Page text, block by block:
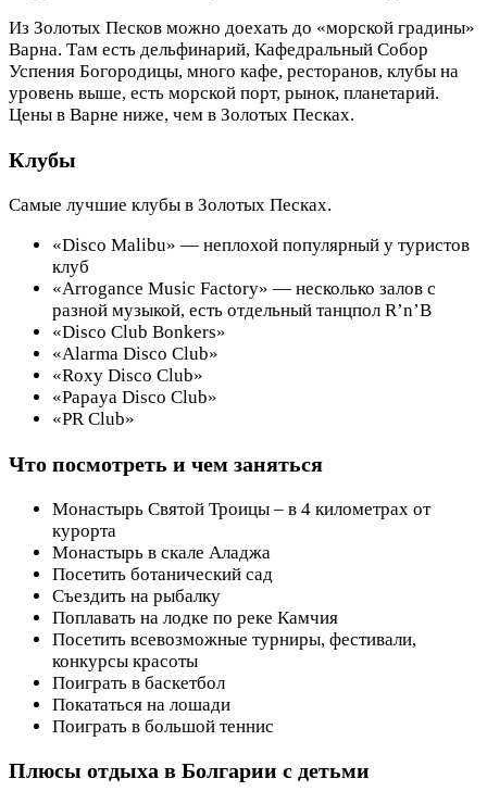
Из Золотых Песков можно доехать до «морской градины»
Варна. Там есть дельфинарий, Кафедральный Собор
Успения Богородицы, много кафе, ресторанов, клубы на
уровень выше, есть морской порт, рынок, планетарий.
Цены в Варне ниже, чем в Золотых Песках.
Клубы
Самые лучшие клубы в Золотых Песках.
«Disco Malibu» — неплохой популярный у туристов
клуб
«Arrogance Music Factory» — несколько залов с
разной музыкой, есть отдельный танцпол R’n’B
«Disco Club Bonkers»
«Alarma Disco Club»
«Roxy Disco Club»
«Papaya Disco Club»
«PR Club»
Что посмотреть и чем заняться
Монастырь Святой Троицы – в 4 километрах от
курорта
Монастырь в скале Аладжа
Посетить ботанический сад
Съездить на рыбалку
Поплавать на лодке по реке Камчия
Посетить всевозможные турниры, фестивали,
конкурсы красоты
Поиграть в баскетбол
Покататься на лошади
Поиграть в большой теннис
Плюсы отдыха в Болгарии с детьми